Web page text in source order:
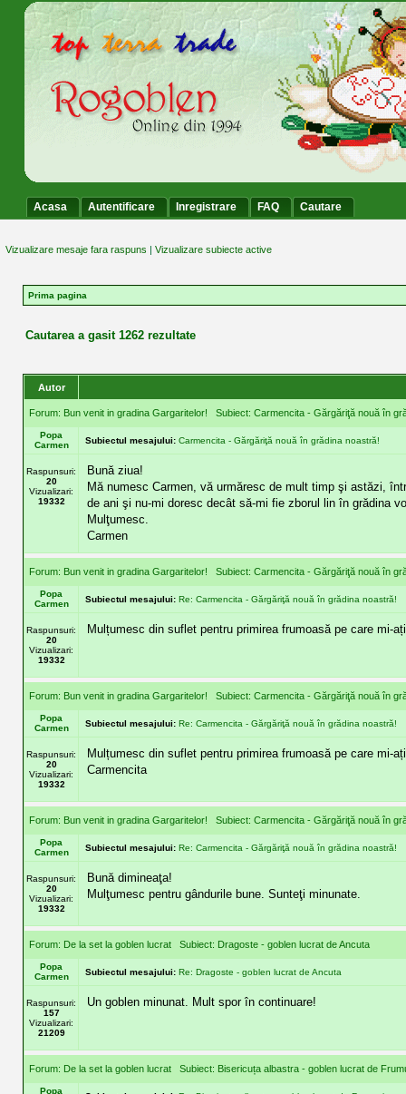
Acasa Autentificare Inregistrare FAQ Cautare
Vizualizare mesaje fara raspuns | Vizualizare subiecte active
Prima pagina
Cautarea a gasit 1262 rezultate
Autor
Forum: Bun venit in gradina Gargaritelor! Subiect: Carmencita - Gărgăriţă nouă în
Popa
Carmen
Subiectul mesajului: Carmencita - Gărgăriţă nouă în grădina noastră!
Raspunsuri:
20
Vizualizari:
19332
Bună ziua!
Mă numesc Carmen, vă urmăresc de mult timp şi astăzi,
de ani şi nu-mi doresc decât să-mi fie zborul lin în grădina
Mulţumesc.
Carmen
Forum: Bun venit in gradina Gargaritelor! Subiect: Carmencita - Gărgăriţă nouă în
Popa
Carmen
Subiectul mesajului: Re: Carmencita - Gărgăriţă nouă în grădina noastră!
Raspunsuri:
20
Vizualizari:
19332
Mulțumesc din suflet pentru primirea frumoasă pe care mi-
Forum: Bun venit in gradina Gargaritelor! Subiect: Carmencita - Gărgăriţă nouă în
Popa
Carmen
Subiectul mesajului: Re: Carmencita - Gărgăriţă nouă în grădina noastră!
Raspunsuri:
20
Vizualizari:
19332
Mulțumesc din suflet pentru primirea frumoasă pe care mi-
Carmencita
Forum: Bun venit in gradina Gargaritelor! Subiect: Carmencita - Gărgăriţă nouă în
Popa
Carmen
Subiectul mesajului: Re: Carmencita - Gărgăriţă nouă în grădina noastră!
Raspunsuri:
20
Vizualizari:
19332
Bună dimineaţa!
Mulţumesc pentru gândurile bune. Sunteţi minunate.
Forum: De la set la goblen lucrat Subiect: Dragoste - goblen lucrat de Ancuta
Popa
Carmen
Subiectul mesajului: Re: Dragoste - goblen lucrat de Ancuta
Raspunsuri:
157
Vizualizari:
21209
Un goblen minunat. Mult spor în continuare!
Forum: De la set la goblen lucrat Subiect: Bisericuța albastra - goblen lucrat de
Popa